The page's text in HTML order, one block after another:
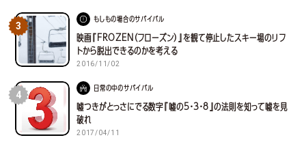
3
もしもの場合のサバイバル
映画『FROZEN（フローズン）』を観て停止したスキー場のリフ
トから脱出できるのかを考える
2016/11/02
4
日常の中のサバイバル
嘘つきがとっさにでる数字『嘘の5・3・8』の法則を知って嘘を見
破れ
2017/04/11